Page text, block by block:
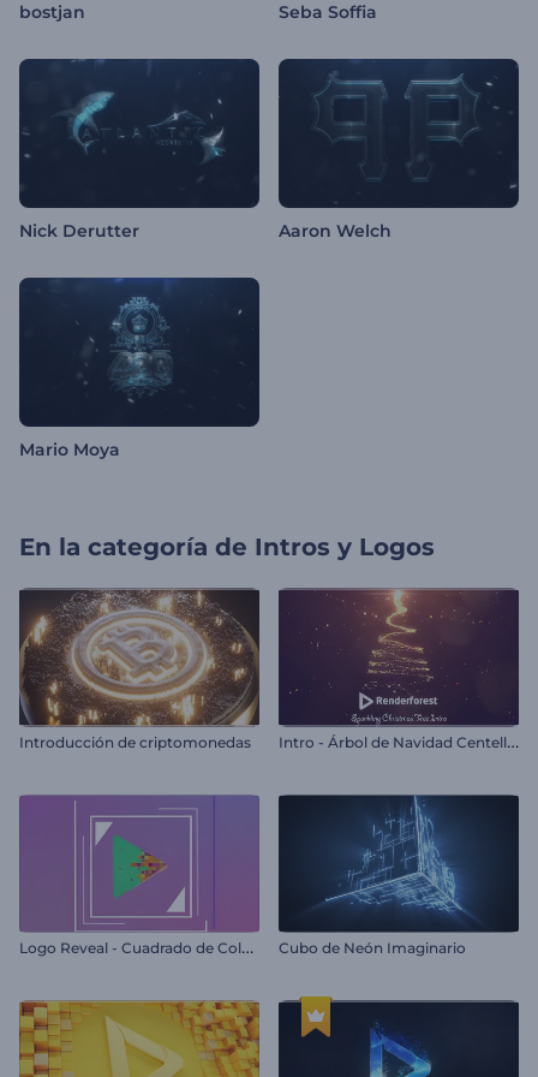
bostjan Seba Soffia
Nick Derutter Aaron Welch
Mario Moya
En la categoría de Intros y Logos
Introducción de criptomonedas I
ntro - Árbol de Navidad Centelleante
L
ogo Reveal - Cuadrado de Colores Cubo de Neón Imaginario